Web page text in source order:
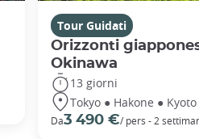
Tour Guidati
Orizzonti
Okinawa
13 giorni
Tokyo ● Hakone ● Kyoto
Da3 490 €/ pers - 2